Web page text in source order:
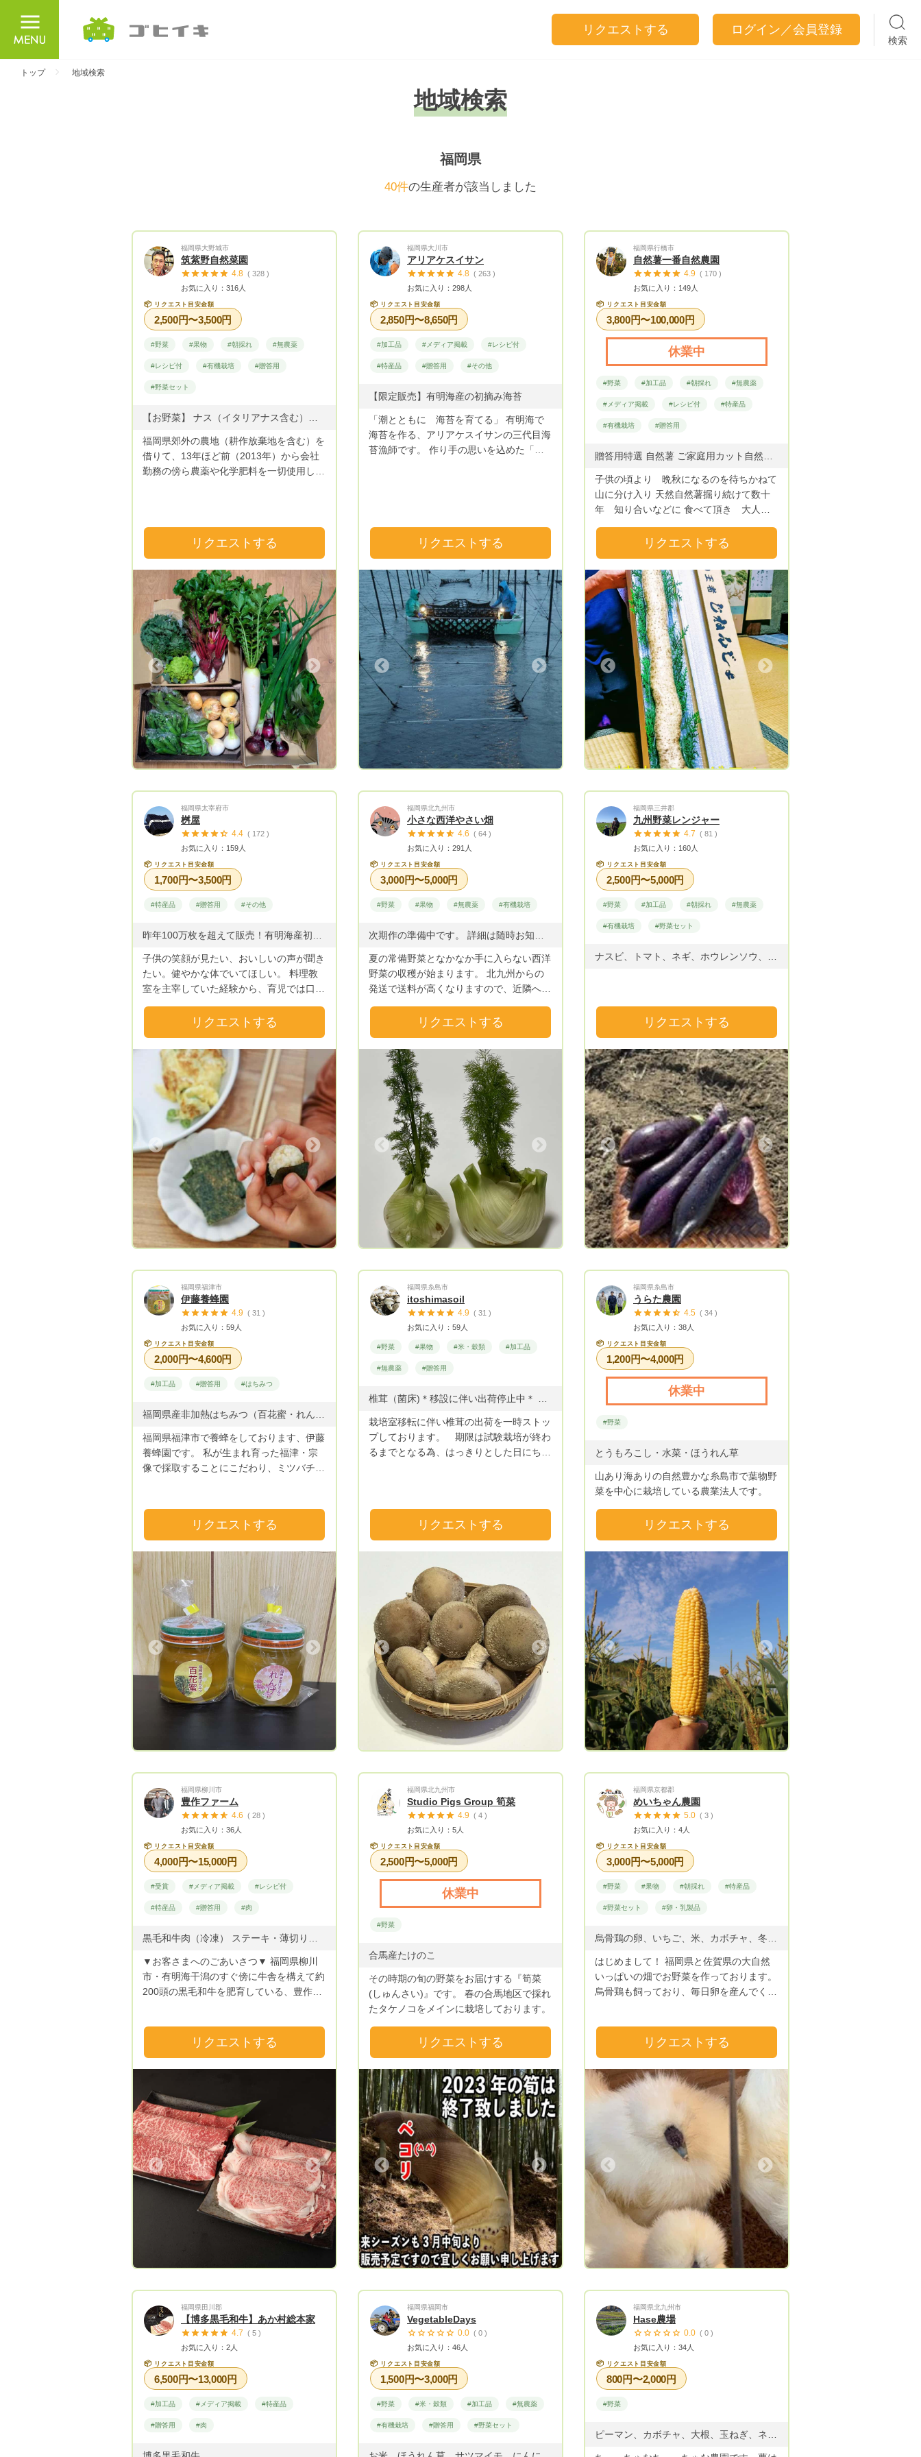
リクエストする ログイン／会員登録
検索
トップ 地域検索
地域検索
福岡県
40件の生産者が該当しました
福岡県大野城市
筑紫野自然菜園
4.8 ( 328 )
お気に入り：316人
📦 リクエスト目安金額
2,500円〜3,500円
#野菜 #果物 #朝採れ #無農薬
#レシピ付 #有機栽培 #贈答用
#野菜セット
福岡県郊外の農地（耕作放棄地を含む）を
借りて、13年ほど前（2013年）から会社
勤務の傍ら農薬や化学肥料を一切使用しな
100以上）の野菜、果物を栽培していま
す。 地元のJA直売所にも野菜を卸してい
ますが、種から育てる珍しい品種の野菜は
ネット販売の方が消費者の方にマッチでき
ると考えゴヒイキに登録しました。令和２
年末に会社勤めも終え野菜作りに専念し更
に品質が良い野菜を作っていきたいと考え
ています。 個人での手作り菜園のため多
品種、少量生産になりますが一般のお店に
は置いてないちょっと珍しいお野菜も含め
て「季節の野菜セット」メインになりま
す。 季節にもよりますが概ね7〜11品目で
お届けしますので宜しくお願い致します。
※下記送料は「常温便」（概ね12月〜3月
中旬迄の冬季シーズン）と「チルド便」を
利用した宅配80㌢サイズのものです。リク
エストの分量や金額によってはワンサイズ
リクエストする
Next
福岡県大川市
アリアケスイサン
4.8 ( 263 )
お気に入り：298人
📦 リクエスト目安金額
2,850円〜8,650円
#加工品 #メディア掲載 #レシピ付
#特産品 #贈答用 #その他
【限定販売】有明海産の初摘み海苔
「潮とともに 海苔を育てる」 有明海で
海苔を作る、アリアケスイサンの三代目海
苔漁師です。 作り手の思いを込めた「初
リクエストする
Previous Next
福岡県行橋市
自然薯一番自然農園
4.9 ( 170 )
お気に入り：149人
📦 リクエスト目安金額
3,800円〜100,000円
休業中
#野菜 #加工品 #朝採れ #無農薬
#メディア掲載 #レシピ付 #特産品
#有機栽培 #贈答用
子供の頃より 晩秋になるのを待ちかねて
山に分け入り 天然自然薯掘り続けて数十
年 知り合いなどに 食べて頂き 大人で
自然薯の話は尽きない 環境の変化 自
然破壊 天然の自然薯もめっきり 取れな
くなり 昔から自然薯は栽培は不可能と
伝え聞いていましたが 自然薯栽培して
いる方もいない数十年前 山掘り自然薯の
経験 を活かして 試行錯誤を繰り返し
天然物 にも劣らない 自然薯栽培しており
ます 近年自然薯栽培の一般的な栽培器
具は使わず 山の環境再現できるよう
手間暇を惜しまず 自慢の自然薯です 是非
自然薯一番自然農園の 自然薯を食べてい
ただきたいと思います
リクエストする
Previous Next
福岡県太宰府市
桝屋
4.4 ( 172 )
お気に入り：159人
📦 リクエスト目安金額
1,700円〜3,500円
#特産品 #贈答用 #その他
子供の笑顔が見たい、おいしいの声が聞き
たい。健やかな体でいてほしい。 料理教
室を主宰していた経験から、育児では口に
の食事を丁寧にしています。 夫の実家か
ら送られてくる有明海の海苔は、今までに
食べたことのない海の豊かなうま味があり
ました。 わが子もそう感じたようでし
た。 そしてみんながおいしいと食べてく
れることが喜びになりました。 ぱりっと
いう食感の後に口の中でふわっと溶けてい
く様は、噛む力がまだ整わない小さな子供
にとって食べやすく、自分で小さなおにぎ
りを作ってパクパク食べ進んでくれること
に気づきました。これは忙しく働く世の中
のお母さんにぴったりだと思いました。
忙しく過ごしているお母さんへ。毎日の一
瞬一瞬の子供の笑顔、成長を望んでやまな
いお母さんへ。 「のりちゃん」をお届け
します！
リクエストする
福岡県北九州市
小さな西洋やさい畑
4.6 ( 64 )
お気に入り：291人
📦 リクエスト目安金額
3,000円〜5,000円
#野菜 #果物 #無農薬 #有機栽培
夏の常備野菜となかなか手に入らない西洋
野菜の収穫が始まります。 北九州からの
発送で送料が高くなりますので、近隣への
別途になります。リクエストする
Previous Next
福岡県三井郡
九州野菜レンジャー
4.7 ( 81 )
お気に入り：160人
📦 リクエスト目安金額
2,500円〜5,000円
#野菜 #加工品 #朝採れ #無農薬
#有機栽培 #野菜セット
リクエストする
Previous Next
福岡県福津市
伊藤養蜂園
4.9 ( 31 )
お気に入り：59人
📦 リクエスト目安金額
2,000円〜4,600円
#加工品 #贈答用 #はちみつ
福岡県福津市で養蜂をしております、伊藤
養蜂園です。 私が生まれ育った福津・宗
像で採取することにこだわり、ミツバチが
な花から集められたコクのあるはちみつを
是非ご賞味ください！
リクエストする
Next
福岡県糸島市
itoshimasoil
4.9 ( 31 )
お気に入り：59人
#野菜 #果物 #米・穀類 #加工品
#無農薬 #贈答用
栽培室移転に伴い椎茸の出荷を一時ストッ
プしております。 期限は試験栽培が終わ
るまでとなる為、はっきりとした日にちが
岡県糸島市で菌床椎茸栽培をメインでやっ
ています。使用済みの廃菌床を使って畑で
野菜などを作ってくれている農家さんや仲
す。 乾燥椎茸や乾燥野菜なども作ってい
ます。 椎茸は糸島市にある九州でも有名
な直売所伊都菜彩へ出荷しております。
初めて登録したばかりですが宜しくお願い
致します。
リクエストする
Previous Next
福岡県糸島市
うらた農園
4.5 ( 34 )
お気に入り：38人
📦 リクエスト目安金額
1,200円〜4,000円
休業中
#野菜
とうもろこし・水菜・ほうれん草
山あり海ありの自然豊かな糸島市で葉物野
菜を中心に栽培している農業法人です。
リクエストする
Previous Next
福岡県柳川市
豊作ファーム
4.6 ( 28 )
お気に入り：36人
📦 リクエスト目安金額
4,000円〜15,000円
#受賞 #メディア掲載 #レシピ付
#特産品 #贈答用 #肉
▼お客さまへのごあいさつ▼ 福岡県柳川
市・有明海干潟のすぐ傍に牛舎を構えて約
200頭の黒毛和牛を肥育している、豊作フ
循環型農業に取り組み、サスティナブルな
農業を実践しています。 水郷・柳川の土
地環境を最大限生かすため、ミネラル分の
た、100％自家産の稲わら・独自に研究し
自家配合したこだわりの餌など、牛さんの
生育状況や月齢によって細かく餌の量を変
えたり、ストレスがかからないよう生活リ
ズムや寝床をちゃんと整えたりしながら毎
日一頭一頭様子を観察しながら育てていま
す。日々のブラッシングや声掛けから削蹄
など、惜しみない愛情も注いでいます。
小規模農家ですが家族で日々ひたむきに牛
さんと向き合うことで牛さん達は非常に立
派な実力を発揮してくれており、我が家か
農林水産大臣賞にも選ばれました。また近
年話題のおいしさのバロメーター『オレイ
ン酸』も55%を超えており、見た目の評価
だけでなく食べて美味しいお肉ということ
もデータで示されています。 約2年ほど前
から兄が販売業務を立ち上げ、当牧場で育
った牛さんのお肉を一頭買い・精肉にして
「豊作和牛」としてブランド化をしまし
和牛を全国のお客さまにお届けできるよう
リクエストする
Next
福岡県北九州市
Studio Pigs Group 筍菜
4.9 ( 4 )
お気に入り：5人
📦 リクエスト目安金額
2,500円〜5,000円
休業中
#野菜
合馬産たけのこ
その時期の旬の野菜をお届けする『筍菜
(しゅんさい)』です。 春の合馬地区で採れ
たタケノコをメインに栽培しております。
リクエストする
Previous Next
福岡県京都郡
めいちゃん農園
5.0 ( 3 )
お気に入り：4人
📦 リクエスト目安金額
3,000円〜5,000円
#野菜 #果物 #朝採れ #特産品
#野菜セット #卵・乳製品
はじめまして！ 福岡県と佐賀県の大自然
いっぱいの畑でお野菜を作っております。
烏骨鶏も飼っており、毎日卵を産んでくれ
たてお野菜と新鮮な卵を皆様の元へお届け
できますよう頑張っています。
リクエストする
Previous
福岡県田川郡
【博多黒毛和牛】あか村総本家
4.7 ( 5 )
お気に入り：2人
📦 リクエスト目安金額
6,500円〜13,000円
#加工品 #メディア掲載 #特産品
#贈答用 #肉
福岡県福岡市
VegetableDays
0.0 ( 0 )
お気に入り：46人
📦 リクエスト目安金額
1,500円〜3,000円
#野菜 #米・穀類 #加工品 #無農薬
#有機栽培 #贈答用 #野菜セット
福岡県北九州市
Hase農場
0.0 ( 0 )
お気に入り：34人
📦 リクエスト目安金額
800円〜2,000円
#野菜